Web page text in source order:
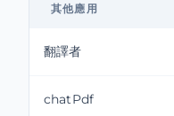
其他應用
翻譯者
chatPdf